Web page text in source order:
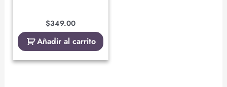
$349.00
Añadir al carrito